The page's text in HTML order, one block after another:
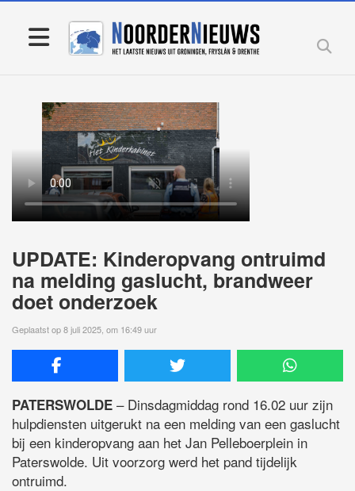
UPDATE: Kinderopvang ontruimd
na melding gaslucht, brandweer
doet onderzoek
Geplaatst op 8 juli 2025, om 16:49 uur
PATERSWOLDE – Dinsdagmiddag rond 16.02 uur zijn
hulpdiensten uitgerukt na een melding van een gaslucht
bij een kinderopvang aan het Jan Pelleboerplein in
Paterswolde. Uit voorzorg werd het pand tijdelijk
ontruimd.